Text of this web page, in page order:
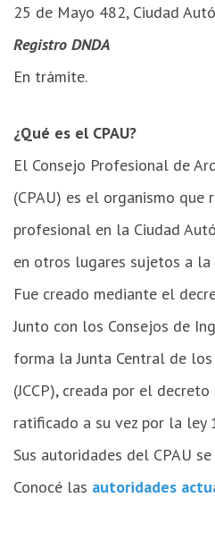
25 de Mayo 482, Ciudad
Registro DNDA
En trámite.
¿Qué es el CPAU?
El Consejo Profesional de
(CPAU) es el organismo que
profesional en la Ciudad
en otros lugares sujetos a la
Fue creado mediante el
Junto con los Consejos de
forma la Junta Central de
(JCCP), creada por el
ratificado a su vez por la ley
Sus autoridades del CPAU
Conocé las autoridades